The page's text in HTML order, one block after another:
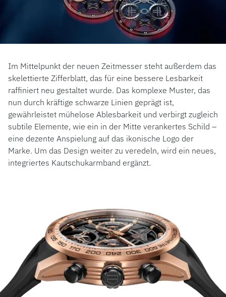
Im Mittelpunkt der neuen Zeitmesser steht außerdem das
skelettierte Zifferblatt, das für eine bessere Lesbarkeit
raffiniert neu gestaltet wurde. Das komplexe Muster, das
nun durch kräftige schwarze Linien geprägt ist,
gewährleistet mühelose Ablesbarkeit und verbirgt zugleich
subtile Elemente, wie ein in der Mitte verankertes Schild –
eine dezente Anspielung auf das ikonische Logo der
Marke. Um das Design weiter zu veredeln, wird ein neues,
integriertes Kautschukarmband ergänzt.